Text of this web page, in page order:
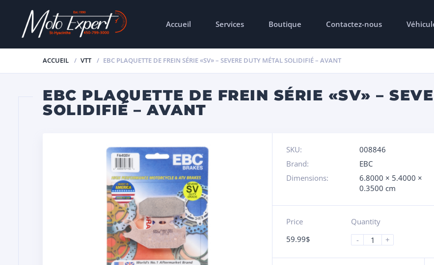
Accueil Services Boutique Contactez-nous
ACCUEIL VTT EBC PLAQUETTE DE FREIN SÉRIE «SV» – SEVERE DUTY MÉTAL SOLIDIFIÉ – AVANT
EBC PLAQUETTE DE FREIN SÉRIE «SV» –
SOLIDIFIÉ – AVANT
SKU: 008846
Brand:
EBC
Dimensions:
6.8000 × 5.4000 ×
0.3500 cm
Price
59.99$
Quantity
-
+